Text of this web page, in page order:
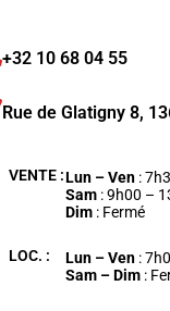
+32 10 68 04 55
Rue de Glatigny 8,
VENTE :Lun – Ven :
Sam : 9h00 –
Dim : Fermé
LOC. : Lun – Ven :
Sam – Dim :